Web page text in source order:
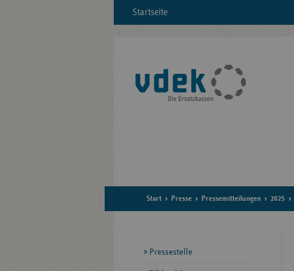
Startseite
Start Presse Pressemitteilungen 2025
Seitennavigation
Pressestelle